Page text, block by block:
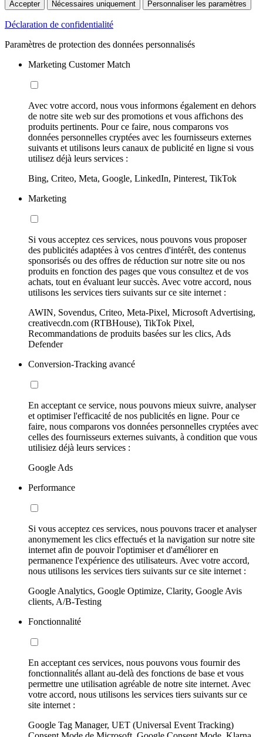
Accepter Nécessaires uniquement Personnaliser les paramètres
Déclaration de confidentialité
Paramètres de protection des données personnalisés
Marketing Customer Match
Avec votre accord, nous vous informons également en dehors
de notre site web sur des promotions et vous affichons des
produits pertinents. Pour ce faire, nous comparons vos
données personnelles cryptées avec les fournisseurs externes
suivants et utilisons leurs canaux de publicité en ligne si vous
utilisez déjà leurs services :
Bing, Criteo, Meta, Google, LinkedIn, Pinterest, TikTok
Marketing
Si vous acceptez ces services, nous pouvons vous proposer
des publicités adaptées à vos centres d'intérêt, des contenus
sponsorisés ou des offres de réduction sur notre site ou nos
produits en fonction des pages que vous consultez et de vos
achats, tout en évaluant leur succès. Avec votre accord, nous
utilisons les services tiers suivants sur ce site internet :
AWIN, Sovendus, Criteo, Meta-Pixel, Microsoft Advertising,
creativecdn.com (RTBHouse), TikTok Pixel,
Recommandations de produits basées sur les clics, Ads
Defender
Conversion-Tracking avancé
En acceptant ce service, nous pouvons mieux suivre, analyser
et optimiser l'efficacité de nos publicités en ligne. Pour ce
faire, nous comparons vos données personnelles cryptées avec
celles des fournisseurs externes suivants, à condition que vous
utilisiez déjà leurs services :
Google Ads
Performance
Si vous acceptez ces services, nous pouvons tracer et analyser
anonymement les clics effectués et la navigation sur notre site
internet afin de pouvoir l'optimiser et d'améliorer en
permanence l'expérience des utilisateurs. Avec votre accord,
nous utilisons les services tiers suivants sur ce site internet :
Google Analytics, Google Optimize, Clarity, Google Avis
clients, A/B-Testing
Fonctionnalité
En acceptant ces services, nous pouvons vous fournir des
fonctionnalités allant au-delà des fonctions de base et vous
permettre une utilisation agréable de notre site internet. Avec
votre accord, nous utilisons les services tiers suivants sur ce
site internet :
Google Tag Manager, UET (Universal Event Tracking)